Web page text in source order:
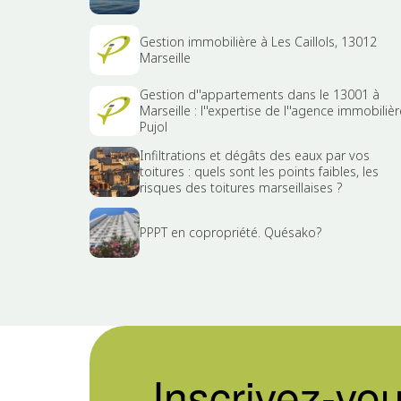
Gestion immobilière à Les Caillols, 13012
Marseille
Gestion d''appartements dans le 13001 à
Marseille : l''expertise de l''agence
Pujol
Infiltrations et dégâts des eaux par vos
toitures : quels sont les points faibles, les
risques des toitures marseillaises ?
PPPT en copropriété. Quésako?